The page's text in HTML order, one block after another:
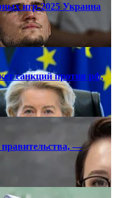
игр-2025 Украина
санкций против рф,
правительства, —